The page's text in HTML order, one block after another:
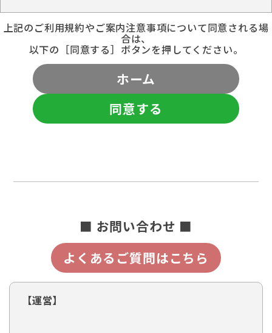
上記のご利用規約やご案内注意事項について同意される場
合は、
以下の［同意する］ボタンを押してください。
ホーム
同意する
■ お問い合わせ ■
よくあるご質問はこちら
【運営】